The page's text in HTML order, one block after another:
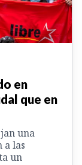
en
que en
una
a las
un